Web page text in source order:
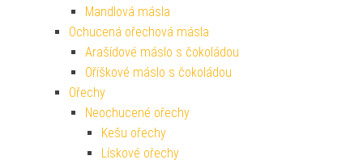
Mandlová másla
Ochucená ořechová másla
Arašídové máslo s čokoládou
Oříškové máslo s čokoládou
Ořechy
Neochucené ořechy
Kešu ořechy
Lískové ořechy